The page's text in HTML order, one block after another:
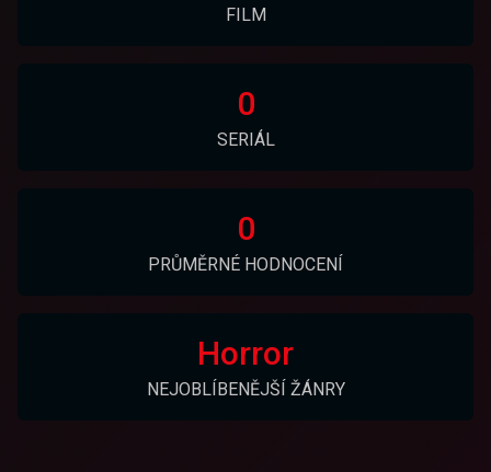
FILM
0
SERIÁL
0
PRŮMĚRNÉ HODNOCENÍ
Horror
NEJOBLÍBENĚJŠÍ ŽÁNRY